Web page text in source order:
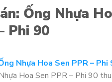
Ống Nhựa
Phi 90
Nhựa Hoa Sen PPR – Phi
Hoa Sen PPR – Phi 90